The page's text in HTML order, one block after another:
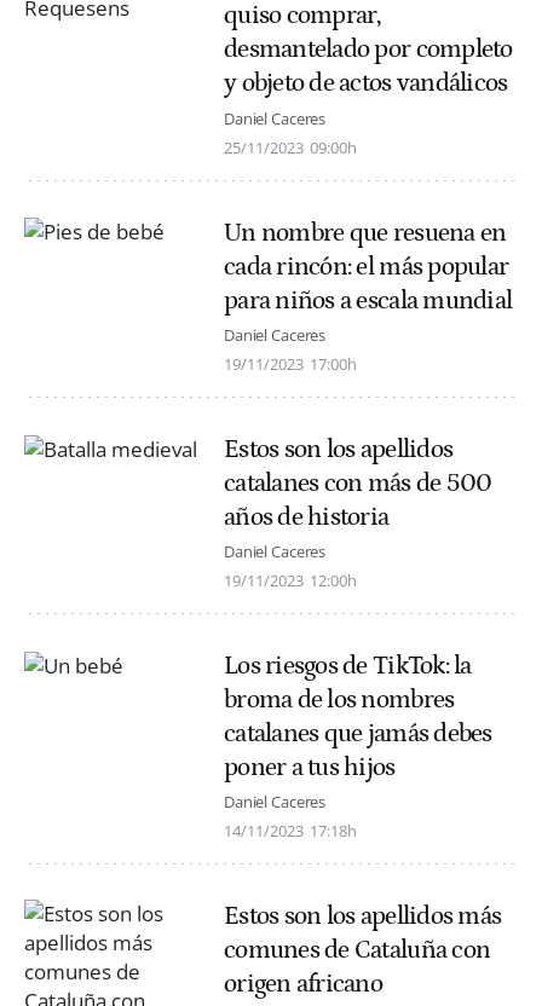
quiso comprar,
desmantelado por completo
y objeto de actos vandálicos
Daniel Caceres
25/11/2023 09:00h
Un nombre que resuena en
cada rincón: el más popular
para niños a escala mundial
Daniel Caceres
19/11/2023 17:00h
Estos son los apellidos
catalanes con más de 500
años de historia
Daniel Caceres
19/11/2023 12:00h
Los riesgos de TikTok: la
broma de los nombres
catalanes que jamás debes
poner a tus hijos
Daniel Caceres
14/11/2023 17:18h
Estos son los apellidos más
comunes de Cataluña con
origen africano